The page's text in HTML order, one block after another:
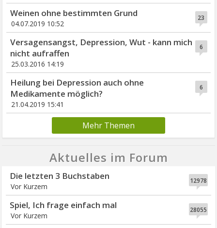
23
Weinen ohne bestimmten Grund
04.07.2019 10:52
6
Versagensangst, Depression, Wut - kann mich
nicht aufraffen
25.03.2016 14:19
6
Heilung bei Depression auch ohne
Medikamente möglich?
21.04.2019 15:41
Mehr Themen
Aktuelles im Forum
12978
Die letzten 3 Buchstaben
Vor Kurzem
28055
Spiel, Ich frage einfach mal
Vor Kurzem